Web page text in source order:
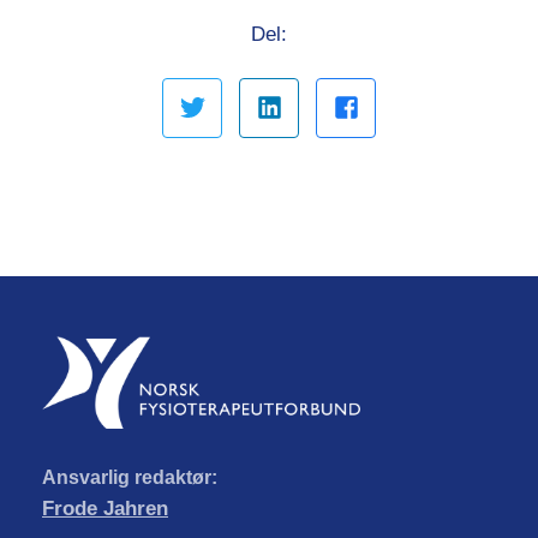
Del:
Ansvarlig redaktør:
Frode Jahren